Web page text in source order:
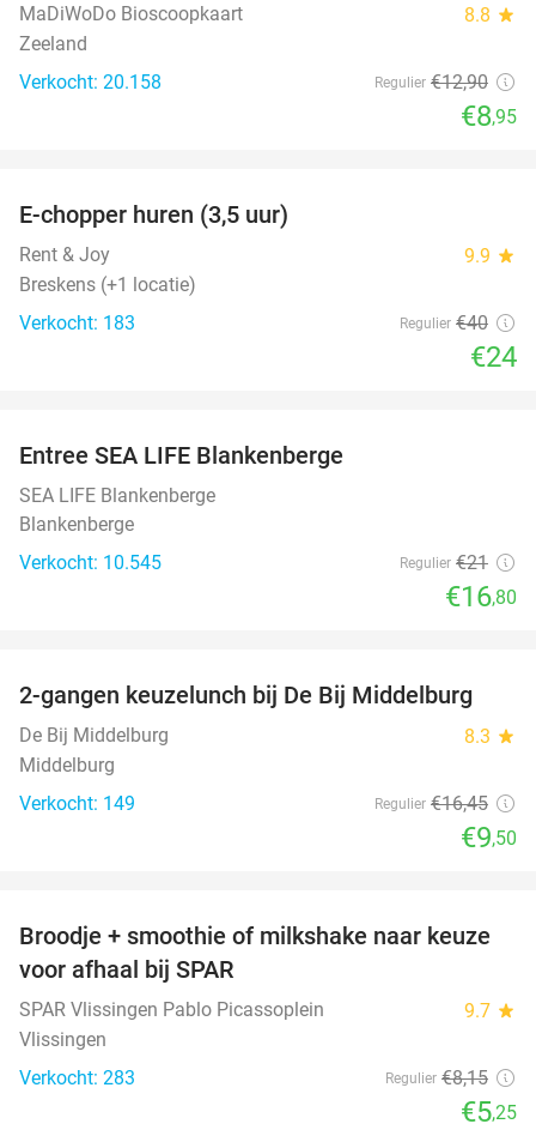
MaDiWoDo Bioscoopkaart 8.8 star
Zeeland
Verkocht: 20.158
Regulier €12,90
€8,95
E-chopper huren (3,5 uur)
Rent & Joy 9.9 star
Breskens (+1 locatie)
Verkocht: 183
Regulier €40
€24
Entree SEA LIFE Blankenberge
SEA LIFE Blankenberge
Blankenberge
Verkocht: 10.545
Regulier €21
€16,80
42%
2-gangen keuzelunch bij De Bij Middelburg
De Bij Middelburg 8.3 star
Middelburg
Verkocht: 149
Regulier €16,45
€9,50
36%
Broodje + smoothie of milkshake naar keuze
voor afhaal bij SPAR
SPAR Vlissingen Pablo Picassoplein 9.7 star
Vlissingen
Verkocht: 283
Regulier €8,15
€5,25